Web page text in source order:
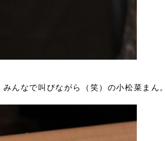
んなで叫びながら（笑）の小松菜まん。